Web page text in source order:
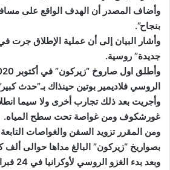
وأضاف المصدر أن الهدف الواقع على
بنجاح”.
وأشار البيان إلى أن عملية الإطلاق جرت
جديدة” روسية.
الروسي فلاديمير بوتين حينذاك بـ”حدث
وأجريت بعد ذلك تجارب أخرى ولا سيما
غورشكوف ومن غواصة تحت سطح المياه.
ومن المقرر تزويد السفن والغواصات
بصواريخ “زيركون” البالغ مداها حوالى
وبعد